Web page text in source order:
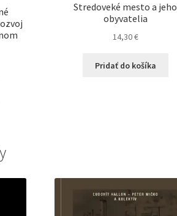
Stredoveké mesto a jeho
obyvatelia
14,30€
Pridať do košíka